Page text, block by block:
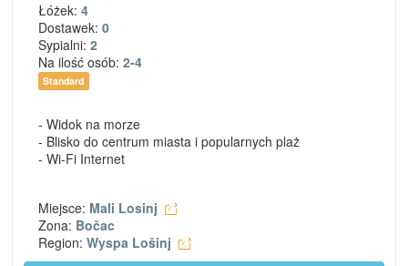
Łóżek: 4
Dostawek: 0
Sypialni: 2
Na ilość osób: 2-4
Standard
- Widok na morze
- Blisko do centrum miasta i popularnych plaż
- Wi-Fi Internet
Miejsce: Mali Losinj
Zona: Bočac
Region: Wyspa Lošinj